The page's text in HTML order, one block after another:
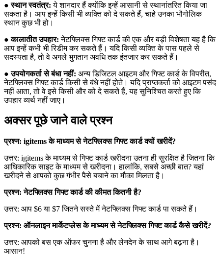
●स्थान स्वतंत्र: ये शानदार हैं क्योंकि इन्हें आसानी से स्थानांतरित किया जा
सकता है। आप इन्हें किसी भी व्यक्ति को दे सकते हैं, चाहे उनका भौगोलिक
स्थान कुछ भी हो।
●कालातीत उपहार: नेटफ्लिक्स गिफ्ट कार्ड की एक और बड़ी विशेषता यह है कि
आप इन्हें कभी भी रिडीम कर सकते हैं। यदि किसी व्यक्ति के पास पहले से
सदस्यता है, तो वे अगले भुगतान अवधि तक इंतजार कर सकते हैं।
●उपयोगकर्ता से बंधा नहीं: अन्य डिजिटल आइटम और गिफ्ट कार्ड के विपरीत,
नेटफ्लिक्स गिफ्ट कार्ड किसी से बंधे नहीं होते। यदि प्राप्तकर्ता को आइटम पसंद
नहीं आता, तो वे इसे किसी और को दे सकते हैं, यह सुनिश्चित करते हुए कि
उपहार व्यर्थ नहीं जाए।
अक्सर पूछे जाने वाले प्रश्न
प्रश्न: igitems के माध्यम से नेटफ्लिक्स गिफ्ट कार्ड क्यों खरीदें?
उत्तर: igitems के माध्यम से गिफ्ट कार्ड खरीदना उतना ही सुरक्षित है जितना कि
आधिकारिक साइट के माध्यम से खरीदना। हालांकि, सबसे अच्छी बात? यहां
खरीदने से आपको कुछ गंभीर पैसे बचाने का मौका मिलता है।
प्रश्न: नेटफ्लिक्स गिफ्ट कार्ड की कीमत कितनी है?
उत्तर: आप $6 या $7 जितने सस्ते में नेटफ्लिक्स गिफ्ट कार्ड पा सकते हैं।
प्रश्न: ऑनलाइन मार्केटप्लेस के माध्यम से नेटफ्लिक्स गिफ्ट कार्ड कैसे खरीदें?
उत्तर: आपको बस एक ऑफर चुनना है और लेनदेन के साथ आगे बढ़ना है।
आसान!